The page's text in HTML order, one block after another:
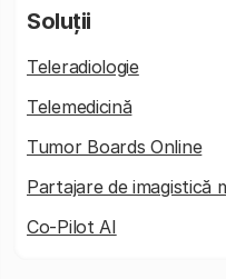
Soluții
Teleradiologie
Telemedicină
Tumor Boards Online
Partajare de imagistică
Co-Pilot AI